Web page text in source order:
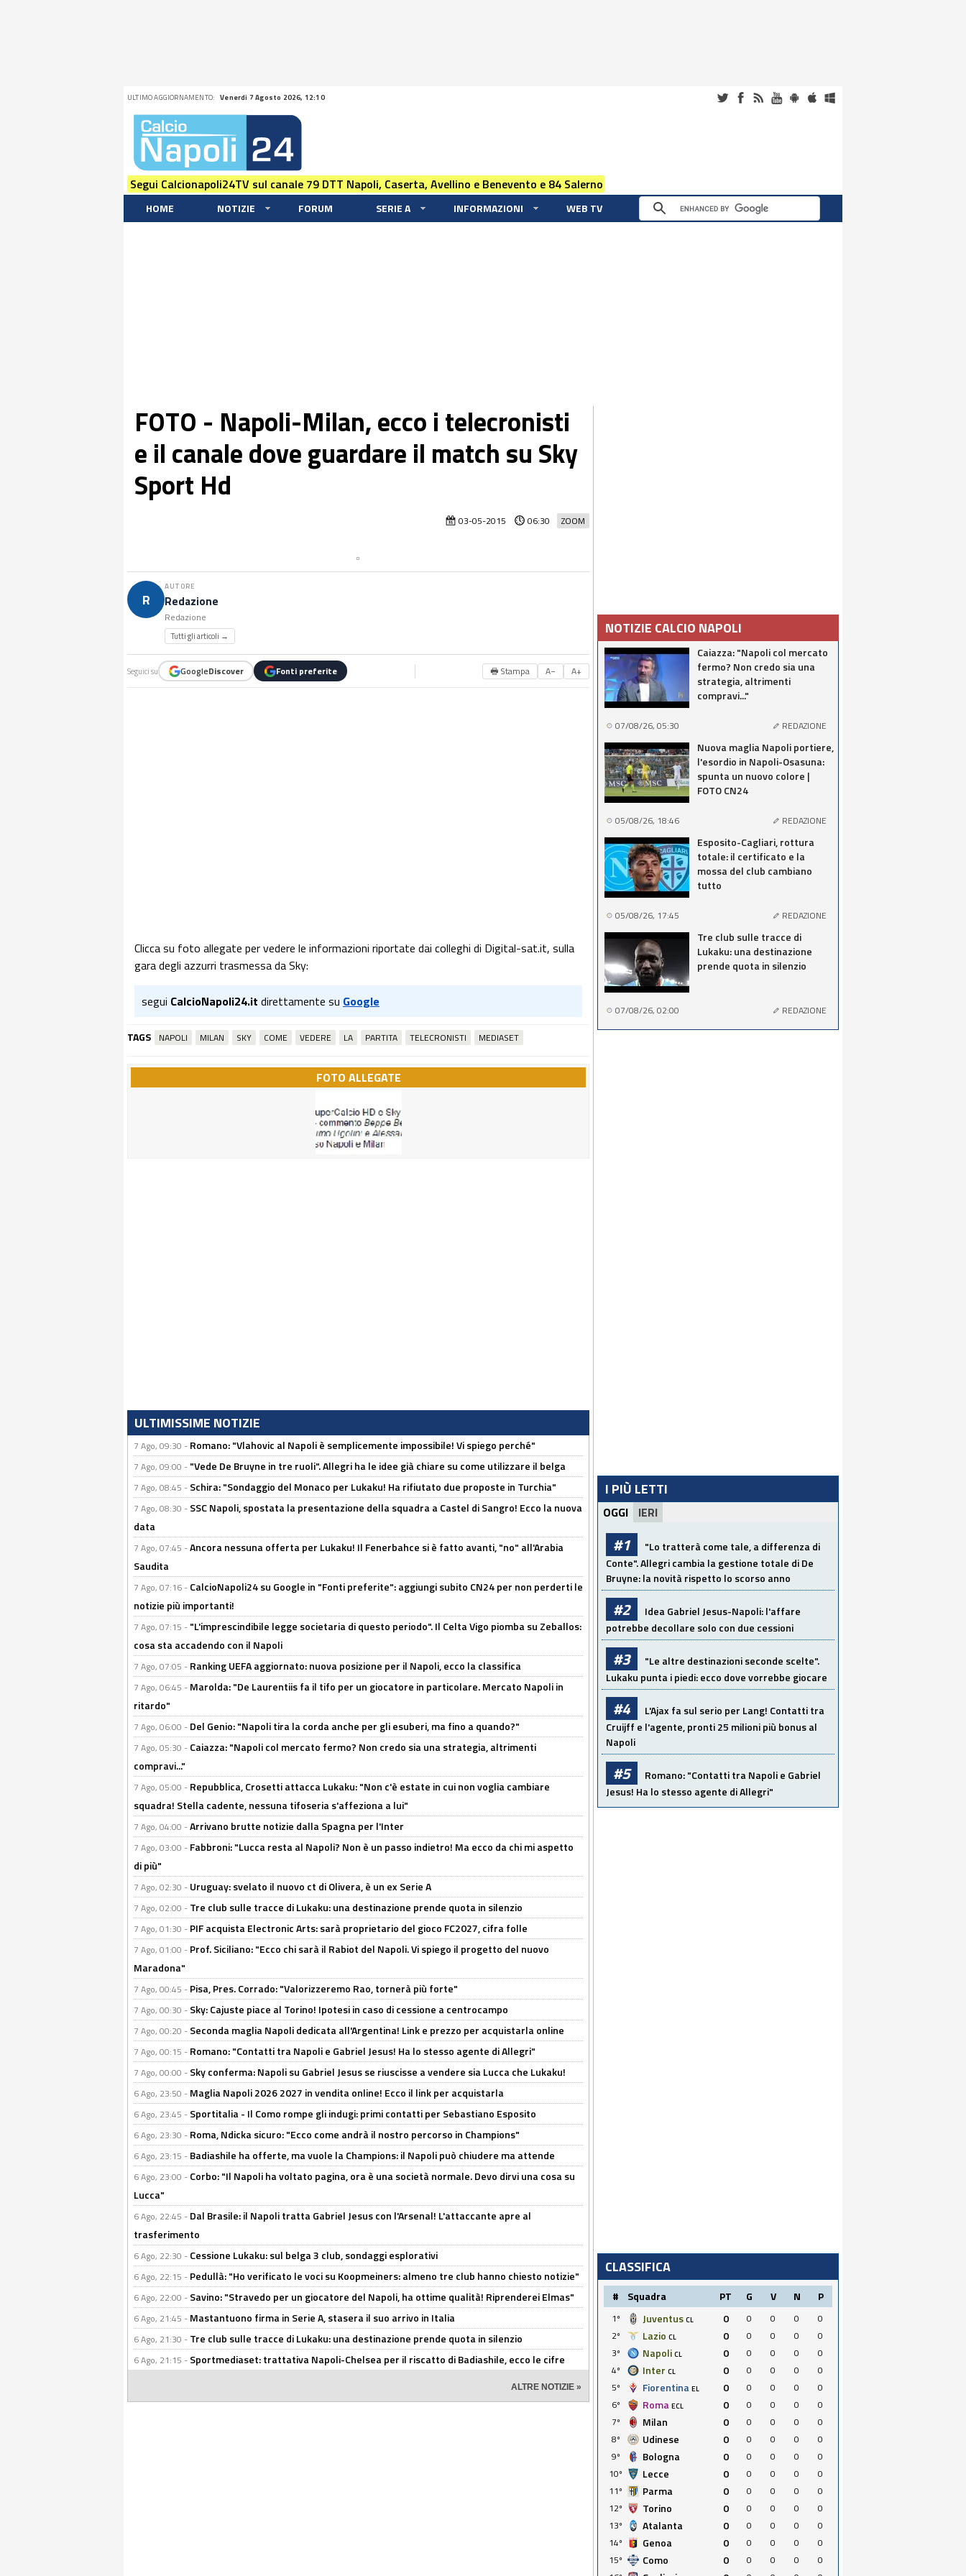
ULTIMO AGGIORNAMENTO: Venerdi 7 Agosto 2026, 12:10
Segui Calcionapoli24TV sul canale 79 DTT Napoli, Caserta, Avellino e Benevento e 84 Salerno
HOME NOTIZIE FORUM SERIE A INFORMAZIONI WEB TV
FOTO - Napoli-Milan, ecco i telecronisti
e il canale dove guardare il match su Sky
Sport Hd
ZOOM
03-05-2015 06:30
R
AUTORE
Redazione
Redazione
Tutti gli articoli →
Seguici su GoogleDiscover Fonti preferite 🖶 Stampa A− A+
Clicca su foto allegate per vedere le informazioni riportate dai colleghi di Digital-sat.it, sulla
gara degli azzurri trasmessa da Sky:
segui CalcioNapoli24.it direttamente su Google
TAGS NAPOLI MILAN SKY COME VEDERE LA PARTITA TELECRONISTI MEDIASET
FOTO ALLEGATE
ULTIMISSIME NOTIZIE
7 Ago, 09:30 - Romano: "Vlahovic al Napoli è semplicemente impossibile! Vi spiego perché"
7 Ago, 09:00 - "Vede De Bruyne in tre ruoli". Allegri ha le idee già chiare su come utilizzare il belga
7 Ago, 08:45 - Schira: "Sondaggio del Monaco per Lukaku! Ha rifiutato due proposte in Turchia"
7 Ago, 08:30 - SSC Napoli, spostata la presentazione della squadra a Castel di Sangro! Ecco la nuova
data
7 Ago, 07:45 -Ancora nessuna offerta per Lukaku! Il Fenerbahce si è fatto avanti, "no" all'Arabia
Saudita
7 Ago, 07:16 - CalcioNapoli24 su Google in "Fonti preferite": aggiungi subito CN24 per non perderti le
notizie più importanti!
7 Ago, 07:15 - "L'imprescindibile legge societaria di questo periodo". Il Celta Vigo piomba su Zeballos:
cosa sta accadendo con il Napoli
7 Ago, 07:05 - Ranking UEFA aggiornato: nuova posizione per il Napoli, ecco la classifica
7 Ago, 06:45 - Marolda: "De Laurentiis fa il tifo per un giocatore in particolare. Mercato Napoli in
ritardo"
7 Ago, 06:00 - Del Genio: "Napoli tira la corda anche per gli esuberi, ma fino a quando?"
7 Ago, 05:30 - Caiazza: "Napoli col mercato fermo? Non credo sia una strategia, altrimenti
compravi..."
7 Ago, 05:00 - Repubblica, Crosetti attacca Lukaku: "Non c'è estate in cui non voglia cambiare
squadra! Stella cadente, nessuna tifoseria s'affeziona a lui"
7 Ago, 04:00 -Arrivano brutte notizie dalla Spagna per l'Inter
7 Ago, 03:00 - Fabbroni: "Lucca resta al Napoli? Non è un passo indietro! Ma ecco da chi mi aspetto
di più"
7 Ago, 02:30 - Uruguay: svelato il nuovo ct di Olivera, è un ex Serie A
7 Ago, 02:00 - Tre club sulle tracce di Lukaku: una destinazione prende quota in silenzio
7 Ago, 01:30 - PIF acquista Electronic Arts: sarà proprietario del gioco FC2027, cifra folle
7 Ago, 01:00 - Prof. Siciliano: "Ecco chi sarà il Rabiot del Napoli. Vi spiego il progetto del nuovo
Maradona"
7 Ago, 00:45 - Pisa, Pres. Corrado: "Valorizzeremo Rao, tornerà più forte"
7 Ago, 00:30 - Sky: Cajuste piace al Torino! Ipotesi in caso di cessione a centrocampo
7 Ago, 00:20 - Seconda maglia Napoli dedicata all'Argentina! Link e prezzo per acquistarla online
7 Ago, 00:15 - Romano: "Contatti tra Napoli e Gabriel Jesus! Ha lo stesso agente di Allegri"
7 Ago, 00:00 - Sky conferma: Napoli su Gabriel Jesus se riuscisse a vendere sia Lucca che Lukaku!
6 Ago, 23:50 - Maglia Napoli 2026 2027 in vendita online! Ecco il link per acquistarla
6 Ago, 23:45 - Sportitalia - Il Como rompe gli indugi: primi contatti per Sebastiano Esposito
6 Ago, 23:30 - Roma, Ndicka sicuro: "Ecco come andrà il nostro percorso in Champions"
6 Ago, 23:15 - Badiashile ha offerte, ma vuole la Champions: il Napoli può chiudere ma attende
6 Ago, 23:00 - Corbo: "Il Napoli ha voltato pagina, ora è una società normale. Devo dirvi una cosa su
Lucca"
6 Ago, 22:45 - Dal Brasile: il Napoli tratta Gabriel Jesus con l'Arsenal! L'attaccante apre al
trasferimento
6 Ago, 22:30 - Cessione Lukaku: sul belga 3 club, sondaggi esplorativi
6 Ago, 22:15 - Pedullà: "Ho verificato le voci su Koopmeiners: almeno tre club hanno chiesto notizie"
6 Ago, 22:00 - Savino: "Stravedo per un giocatore del Napoli, ha ottime qualità! Riprenderei Elmas"
6 Ago, 21:45 - Mastantuono firma in Serie A, stasera il suo arrivo in Italia
6 Ago, 21:30 - Tre club sulle tracce di Lukaku: una destinazione prende quota in silenzio
6 Ago, 21:15 - Sportmediaset: trattativa Napoli-Chelsea per il riscatto di Badiashile, ecco le cifre
ALTRE NOTIZIE »
NOTIZIE CALCIO NAPOLI
Caiazza: "Napoli col mercato
fermo? Non credo sia una
strategia, altrimenti
compravi..."
07/08/26, 05:30 REDAZIONE
Nuova maglia Napoli portiere,
l'esordio in Napoli-Osasuna:
spunta un nuovo colore |
FOTO CN24
05/08/26, 18:46 REDAZIONE
Esposito-Cagliari, rottura
totale: il certificato e la
mossa del club cambiano
tutto
05/08/26, 17:45 REDAZIONE
Tre club sulle tracce di
Lukaku: una destinazione
prende quota in silenzio
07/08/26, 02:00 REDAZIONE
I PIÙ LETTI
OGGI IERI
#1
"Lo tratterà come tale, a differenza di
Conte". Allegri cambia la gestione totale di De
Bruyne: la novità rispetto lo scorso anno
#2
Idea Gabriel Jesus-Napoli: l'affare
potrebbe decollare solo con due cessioni
#3
"Le altre destinazioni seconde scelte".
Lukaku punta i piedi: ecco dove vorrebbe giocare
#4
L'Ajax fa sul serio per Lang! Contatti tra
Cruijff e l'agente, pronti 25 milioni più bonus al
Napoli
#5
Romano: "Contatti tra Napoli e Gabriel
Jesus! Ha lo stesso agente di Allegri"
CLASSIFICA
# Squadra PT G V N P
1º Juventus CL 0 0 0 0
0
2º
Lazio CL 0 0 0 0
0
3º
Napoli CL 0 0 0 0
0
4º
Inter CL 0 0 0 0
0
5º
Fiorentina EL 0 0 0 0
0
6º
Roma ECL 0 0 0 0
0
7º
Milan 0 0 0 0
0
8º
Udinese 0 0 0 0
0
9º
Bologna 0 0 0 0
0
10º
Lecce 0 0 0 0
0
11º
Parma 0 0 0 0
0
12º
Torino 0 0 0 0
0
13º
Atalanta 0 0 0 0
0
14º
Genoa 0 0 0 0
0
15º
Como 0 0 0 0
0